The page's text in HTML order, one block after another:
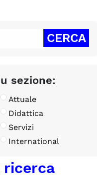
sezione:
Attuale
Didattica
Servizi
International